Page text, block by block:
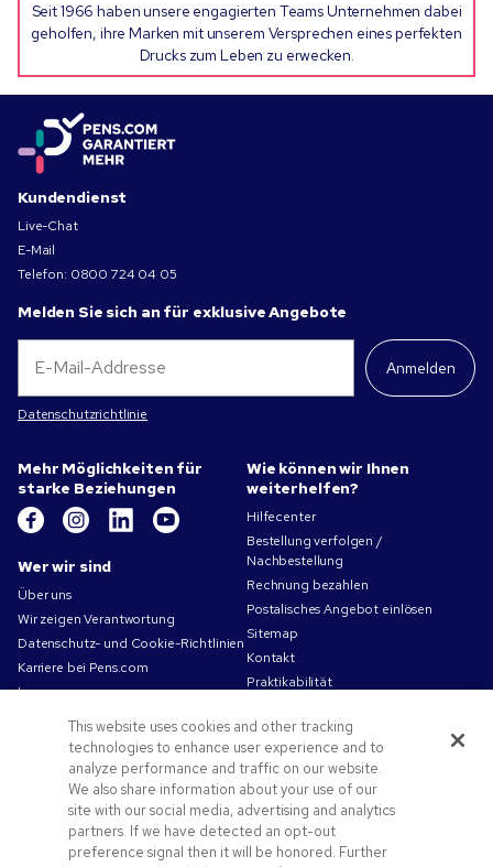
Seit 1966 haben unsere engagierten Teams Unternehmen dabei
geholfen, ihre Marken mit unserem Versprechen eines perfekten
Drucks zum Leben zu erwecken.
Kundendienst
Live-Chat
E-Mail
Telefon: 0800 724 04 05
Melden Sie sich an für exklusive Angebote
Anmelden
Datenschutzrichtlinie
Mehr Möglichkeiten für
starke Beziehungen
Wer wir sind
Über uns
Wir zeigen Verantwortung
Datenschutz- und Cookie-Richtlinien
Karriere bei Pens.com
Impressum
Nutzungsbedingungen
Verkaufsbedingungen
Angebote und Ressourcen
Angebotscodes und Gutscheine
Werbeartikel
Druckvorlagen-Tipps
Wie können wir Ihnen
weiterhelfen?
Hilfecenter
Bestellung verfolgen /
Nachbestellung
Rechnung bezahlen
Postalisches Angebot einlösen
Sitemap
Kontakt
Praktikabilität
This website uses cookies and other tracking
technologies to enhance user experience and to
analyze performance and traffic on our website.
We also share information about your use of our
site with our social media, advertising and analytics
partners. If we have detected an opt-out
preference signal then it will be honored. Further